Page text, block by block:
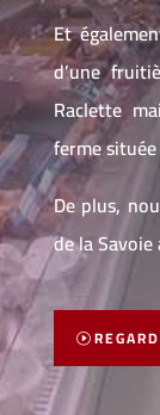
Et
d’une
Raclette
ferme
De plus,
de la